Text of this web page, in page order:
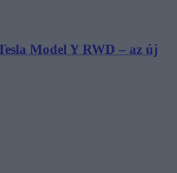
Model Y RWD – az új